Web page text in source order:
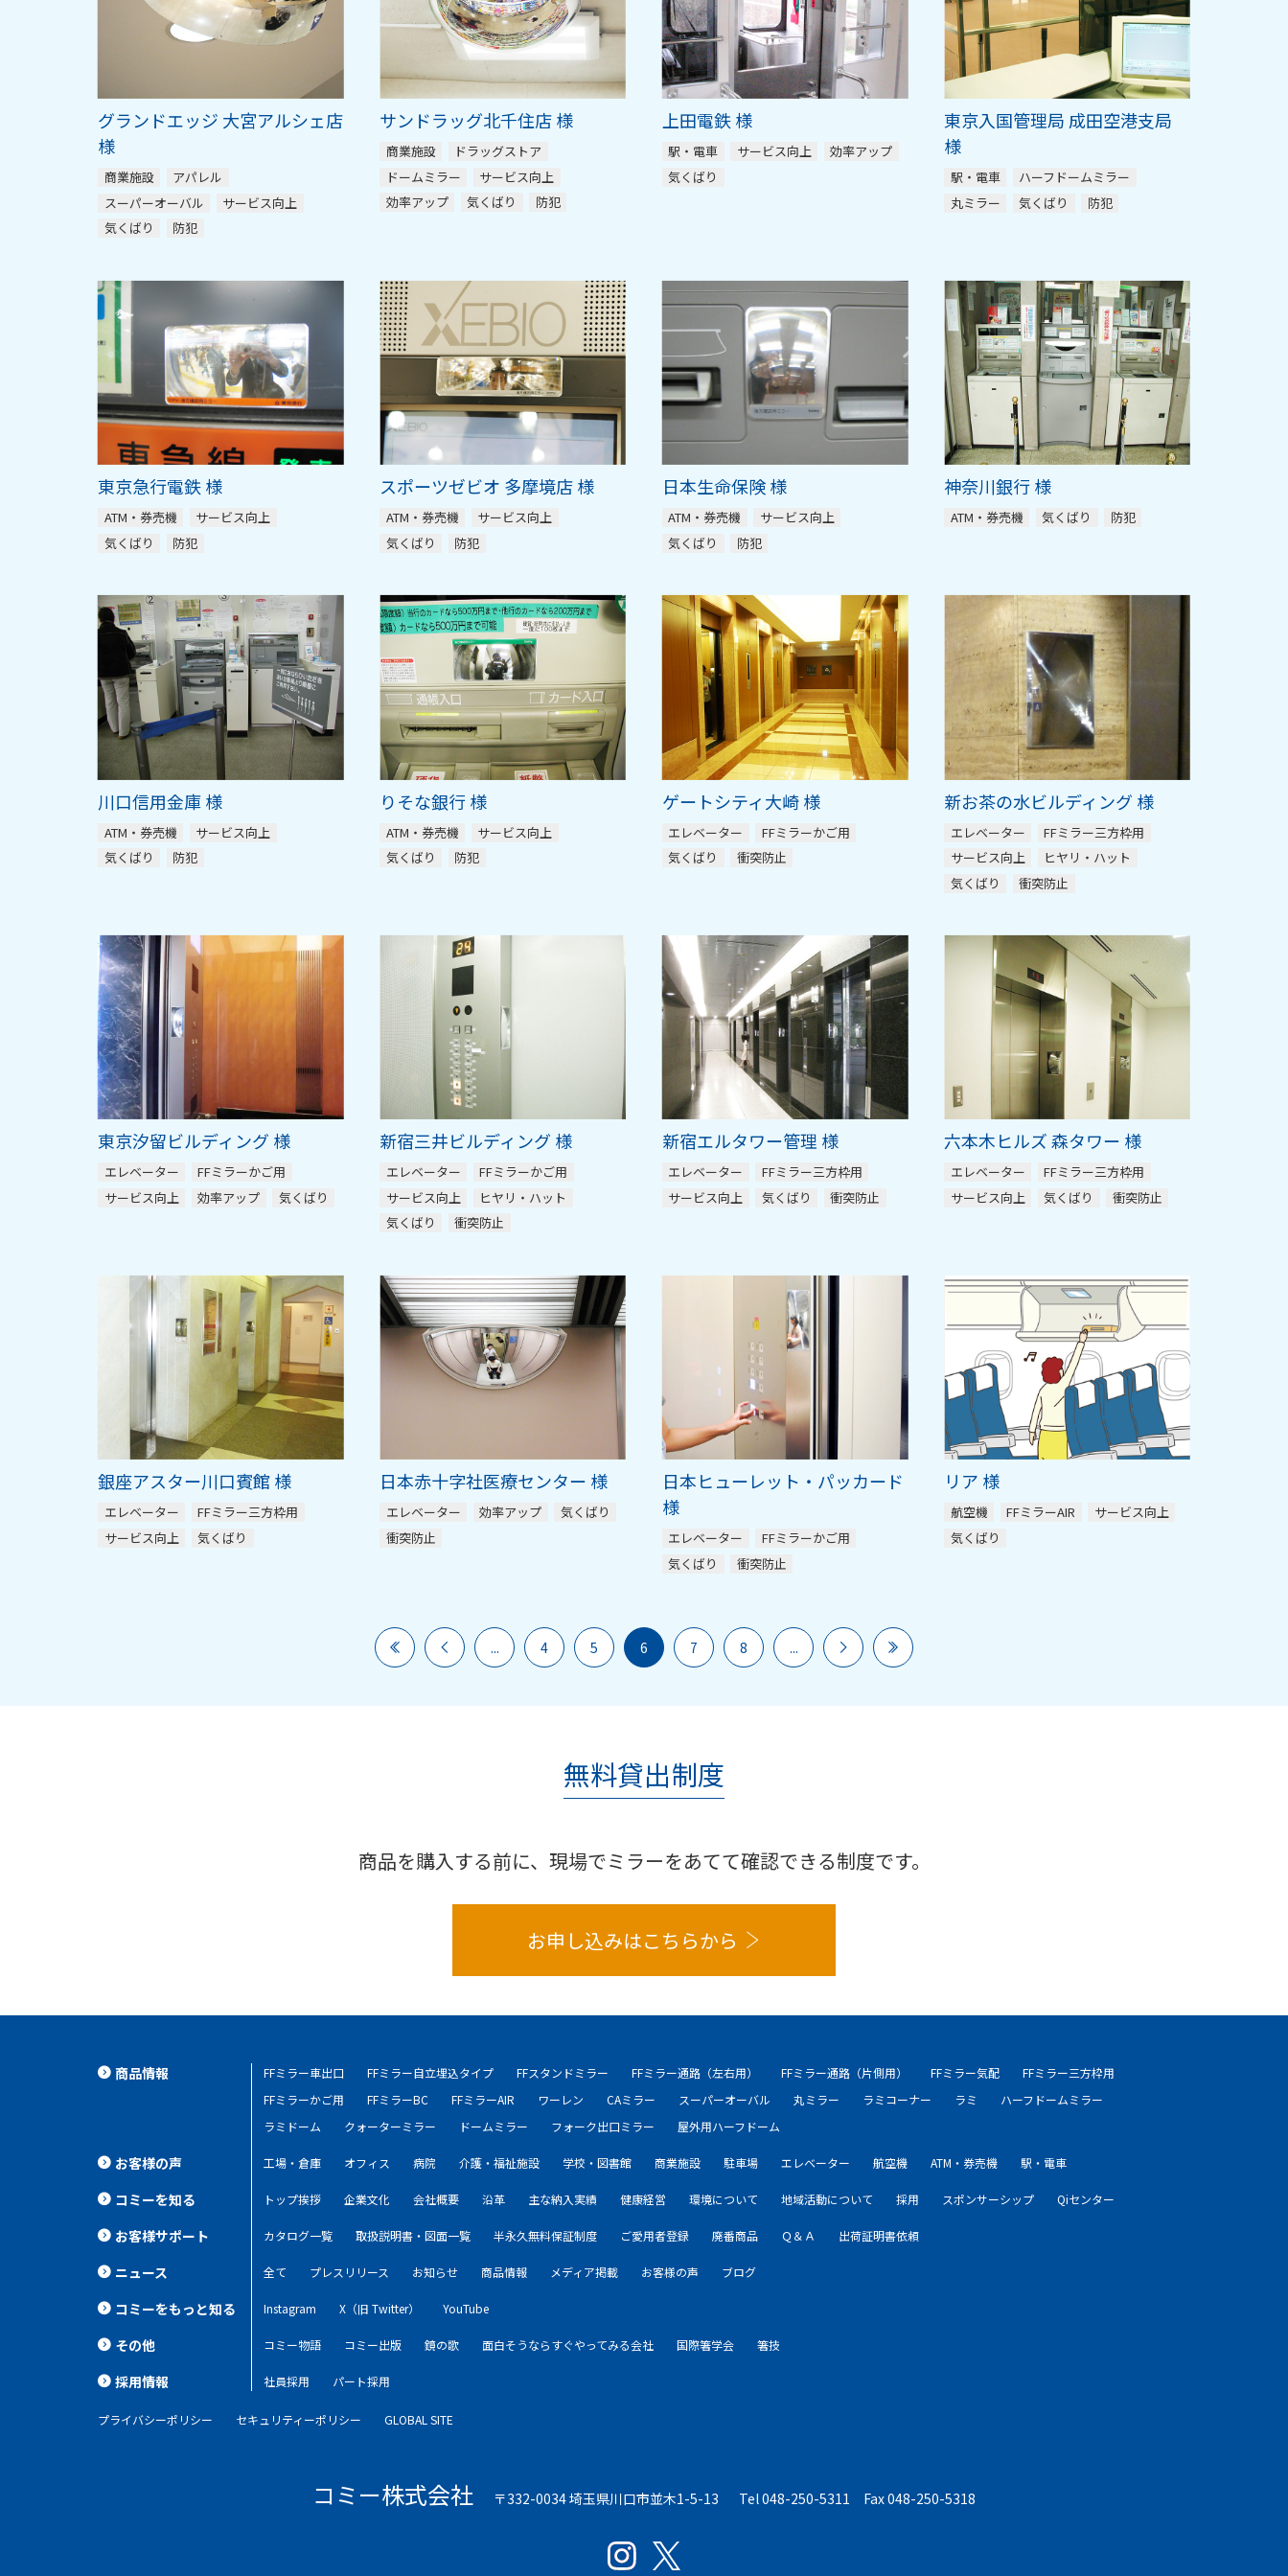
グランドエッジ 大宮アルシェ店
様
商業施設
アパレル
スーパーオーバル
サービス向上
気くばり
防犯
サンドラッグ北千住店 様
商業施設
ドラッグストア
ドームミラー
サービス向上
効率アップ
気くばり 防犯
上田電鉄 様
駅・電車 サービス向上
効率アップ
気くばり
東京入国管理局 成田空港支局
様
駅・電車
ハーフドームミラー
丸ミラー
気くばり 防犯
東京急行電鉄 様
ATM・券売機
サービス向上
気くばり
防犯
スポーツゼビオ 多摩境店 様
ATM・券売機
サービス向上
気くばり
防犯
日本生命保険 様
ATM・券売機
サービス向上
気くばり
防犯
神奈川銀行 様
ATM・券売機 気くばり 防犯
川口信用金庫 様
ATM・券売機
サービス向上
気くばり
防犯
りそな銀行 様
ATM・券売機
サービス向上
気くばり
防犯
ゲートシティ大崎 様
エレベーター
FFミラーかご用
気くばり
衝突防止
新お茶の水ビルディング 様
エレベーター
FFミラー三方枠用
サービス向上
ヒヤリ・ハット
気くばり
衝突防止
東京汐留ビルディング 様
エレベーター
FFミラーかご用
サービス向上
効率アップ 気くばり
新宿三井ビルディング 様
エレベーター
FFミラーかご用
サービス向上
ヒヤリ・ハット
気くばり
衝突防止
新宿エルタワー管理 様
エレベーター
FFミラー三方枠用
サービス向上
気くばり 衝突防止
六本木ヒルズ 森タワー 様
エレベーター
FFミラー三方枠用
サービス向上
気くばり 衝突防止
銀座アスター川口賓館 様
エレベーター
FFミラー三方枠用
サービス向上
気くばり
日本赤十字社医療センター 様
エレベーター 効率アップ
気くばり
衝突防止
日本ヒューレット・パッカード
様
エレベーター
FFミラーかご用
気くばり
衝突防止
リア 様
航空機 FFミラーAIR
サービス向上
気くばり
  ... 4 5 6 7 8 ...  
無料貸出制度
商品を購入する前に、現場でミラーをあてて確認できる制度です。
お申し込みはこちらから
商品情報 FFミラー車出口 FFミラー自立埋込タイプ FFスタンドミラー FFミラー通路（左右用） FFミラー通路（片側用） FFミラー気配
FFミラー三方枠用
FFミラーかご用
FFミラーBC FFミラーAIR ワーレン CAミラー スーパーオーバル 丸ミラー ラミコーナー ラミ
ハーフドームミラー
ラミドーム
クォーターミラー ドームミラー フォーク出口ミラー 屋外用ハーフドーム
お客様の声 工場・倉庫 オフィス 病院 介護・福祉施設 学校・図書館 商業施設 駐車場 エレベーター 航空機 ATM・券売機 駅・電車
コミーを知る トップ挨拶 企業文化 会社概要 沿革 主な納入実績 健康経営 環境について 地域活動について 採用 スポンサーシップ Qiセンター
お客様サポート カタログ一覧 取扱説明書・図面一覧 半永久無料保証制度 ご愛用者登録 廃番商品 Ｑ＆Ａ 出荷証明書依頼
ニュース 全て プレスリリース お知らせ 商品情報 メディア掲載 お客様の声 ブログ
コミーをもっと知る Instagram X（旧 Twitter） YouTube
その他 コミー物語 コミー出版 鏡の歌 面白そうならすぐやってみる会社 国際箸学会 箸技
採用情報 社員採用 パート採用
プライバシーポリシー セキュリティーポリシー GLOBAL SITE
コミー株式会社 〒332-0034 埼玉県川口市並木1-5-13 Tel 048-250-5311 Fax 048-250-5318